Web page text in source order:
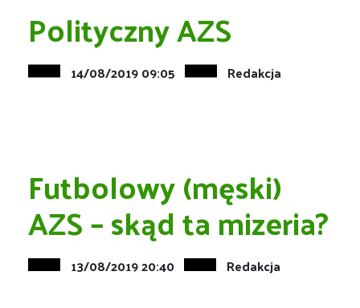
Polityczny AZS
14/08/2019 09:05 Redakcja
Futbolowy (męski)
AZS – skąd ta mizeria?
13/08/2019 20:40 Redakcja